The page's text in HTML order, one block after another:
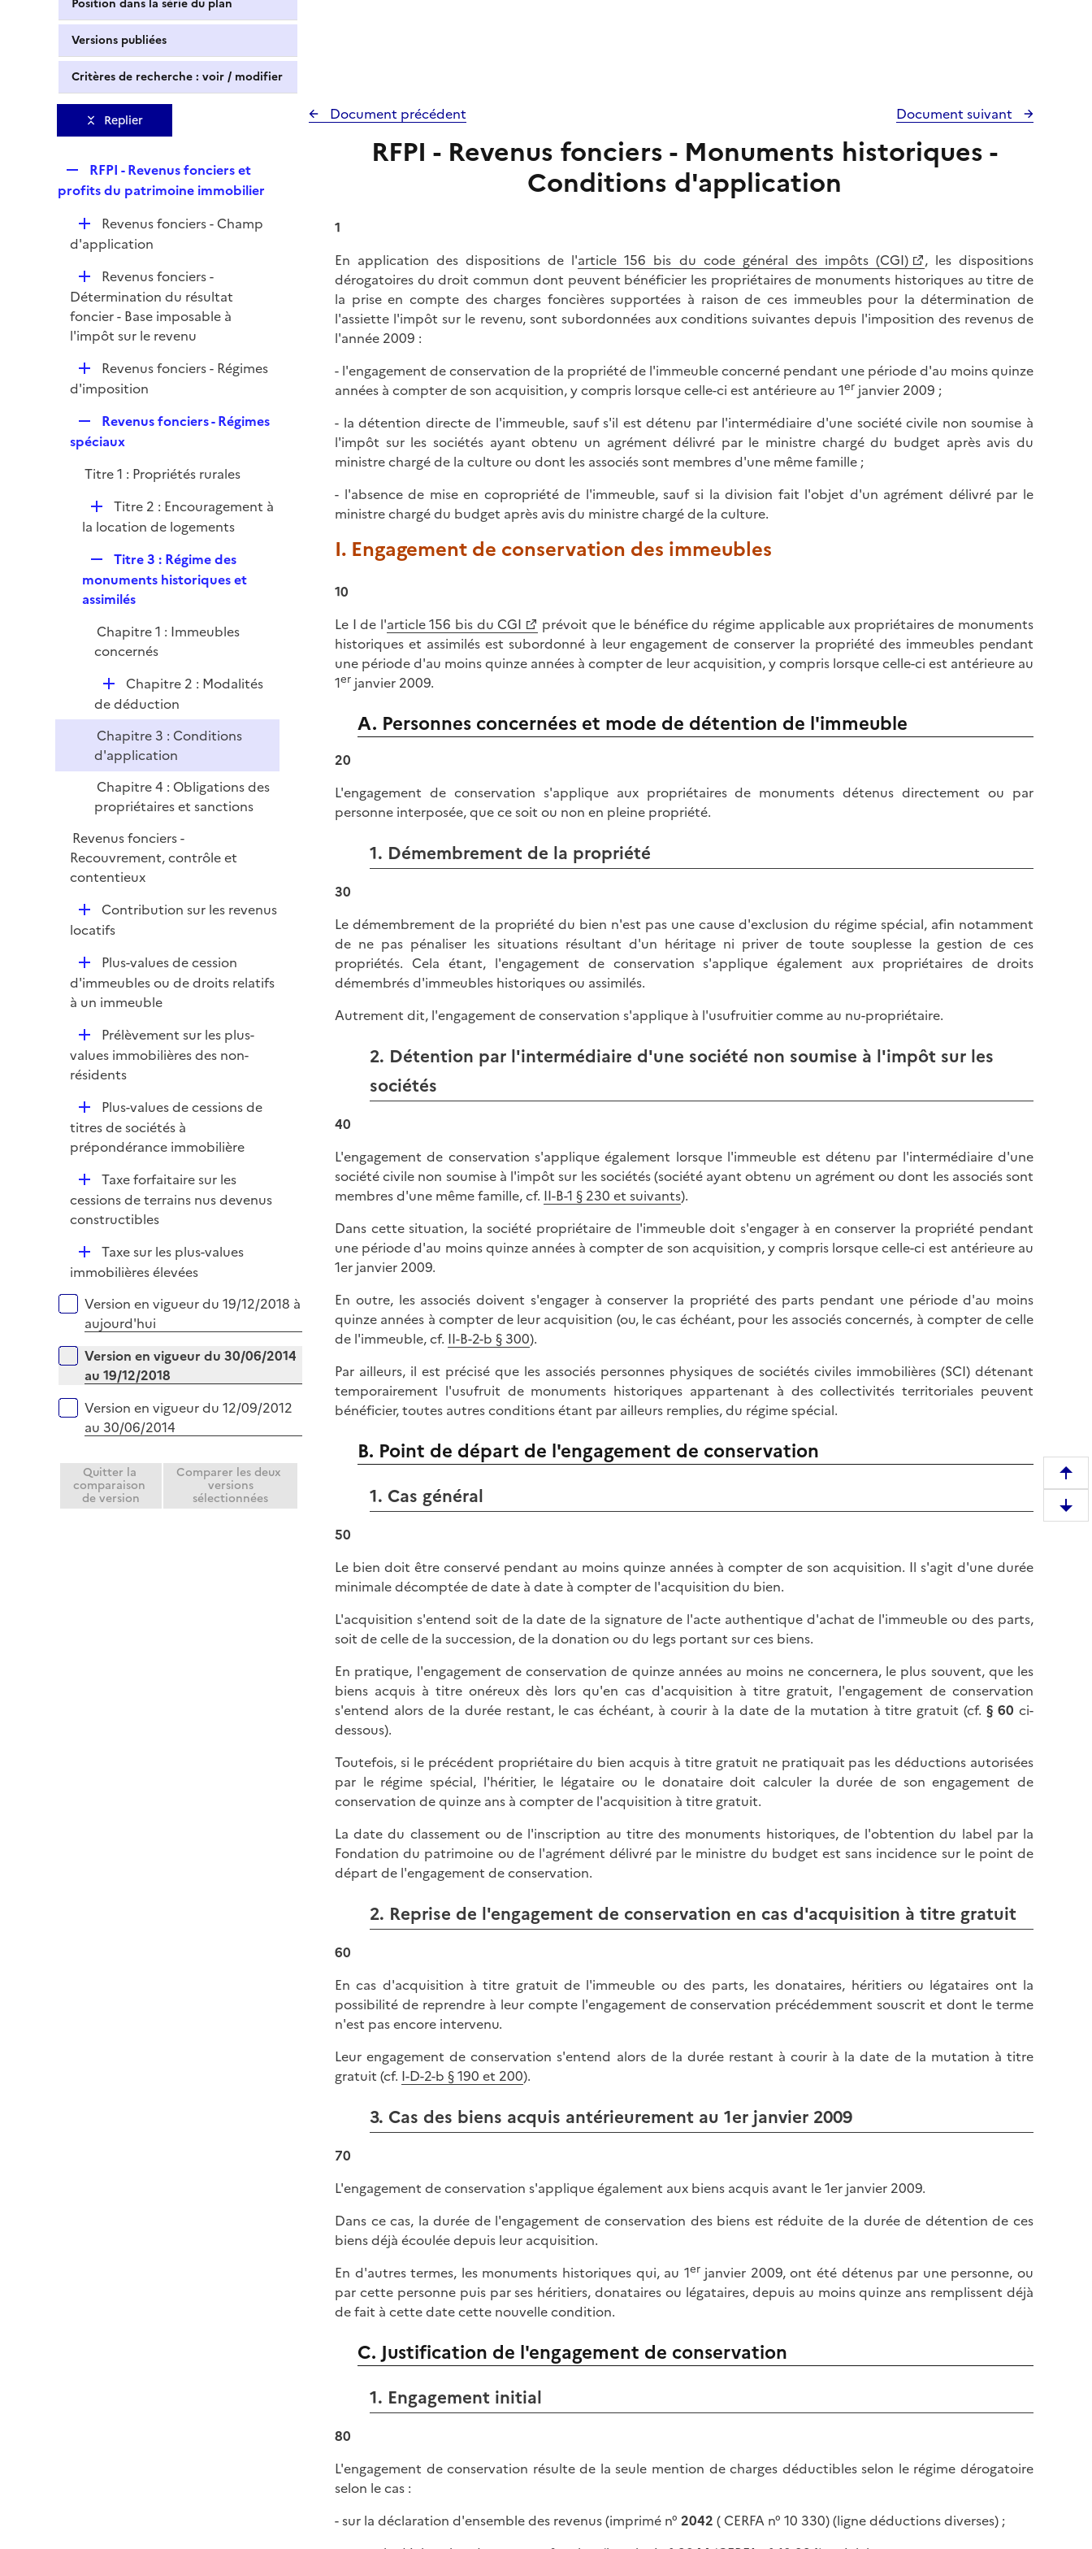
Position dans la série du plan
Versions publiées
Critères de recherche : voir / modifier
Replier
e
l
i
e
r
RFPI - Revenus fonciers et
profits du patrimoine immobilier
D
é
i
e
r
Revenus fonciers - Champ
d'application
D
é
p
l
r
Revenus fonciers -
Détermination du résultat
foncier - Base imposable à
l'impôt sur le revenu
D
é
i
e
r
Revenus fonciers - Régimes
d'imposition
e
l
i
e
r
Revenus fonciers - Régimes
spéciaux
Titre 1 : Propriétés rurales
D
é
i
e
r
Titre 2 : Encouragement à
la location de logements
e
p
i
e
r
Titre 3 : Régime des
monuments historiques et
assimilés
Chapitre 1 : Immeubles
concernés
D
é
p
l
i
e
r
Chapitre 2 : Modalités
de déduction
Chapitre 3 : Conditions
d'application
Chapitre 4 : Obligations des
propriétaires et sanctions
Revenus fonciers -
Recouvrement, contrôle et
contentieux
D
é
i
e
Contribution sur les revenus
locatifs
D
é
p
e
r
Plus-values de cession
d'immeubles ou de droits relatifs
à un immeuble
D
é
p
e
r
Prélèvement sur les plus-
values immobilières des non-
résidents
D
é
p
e
r
Plus-values de cessions de
titres de sociétés à
prépondérance immobilière
D
é
p
e
r
Taxe forfaitaire sur les
cessions de terrains nus devenus
constructibles
D
é
l
i
e
Taxe sur les plus-values
immobilières élevées
Versions sur la période
Version en vigueur du 19/12/2018 à
aujourd'hui
Version en vigueur du 30/06/2014
au 19/12/2018
Version en vigueur du 12/09/2012
au 30/06/2014
Quitter la
comparaison
de version
Comparer les deux
versions
sélectionnées
Document précédent Document suivant
RFPI - Revenus fonciers - Monuments historiques -
Conditions d'application
1
En application des dispositions de l'article 156 bis du code général des impôts (CGI)
, les dispositions
dérogatoires du droit commun dont peuvent bénéficier les propriétaires de monuments historiques au titre de
la prise en compte des charges foncières supportées à raison de ces immeubles pour la détermination de
l'assiette l'impôt sur le revenu, sont subordonnées aux conditions suivantes depuis l'imposition des revenus de
l'année 2009 :
- l'engagement de conservation de la propriété de l'immeuble concerné pendant une période d'au moins quinze
années à compter de son acquisition, y compris lorsque celle-ci est antérieure au 1er janvier 2009 ;
- la détention directe de l'immeuble, sauf s'il est détenu par l'intermédiaire d'une société civile non soumise à
l'impôt sur les sociétés ayant obtenu un agrément délivré par le ministre chargé du budget après avis du
ministre chargé de la culture ou dont les associés sont membres d'une même famille ;
- l'absence de mise en copropriété de l'immeuble, sauf si la division fait l'objet d'un agrément délivré par le
ministre chargé du budget après avis du ministre chargé de la culture.
I. Engagement de conservation des immeubles
10
Le I de l'article 156 bis du CGI
prévoit que le bénéfice du régime applicable aux propriétaires de monuments
historiques et assimilés est subordonné à leur engagement de conserver la propriété des immeubles pendant
une période d'au moins quinze années à compter de leur acquisition, y compris lorsque celle-ci est antérieure au
1er janvier 2009.
A. Personnes concernées et mode de détention de l'immeuble
20
L'engagement de conservation s'applique aux propriétaires de monuments détenus directement ou par
personne interposée, que ce soit ou non en pleine propriété.
1. Démembrement de la propriété
30
Le démembrement de la propriété du bien n'est pas une cause d'exclusion du régime spécial, afin notamment
de ne pas pénaliser les situations résultant d'un héritage ni priver de toute souplesse la gestion de ces
propriétés. Cela étant, l'engagement de conservation s'applique également aux propriétaires de droits
démembrés d'immeubles historiques ou assimilés.
Autrement dit, l'engagement de conservation s'applique à l'usufruitier comme au nu-propriétaire.
2. Détention par l'intermédiaire d'une société non soumise à l'impôt sur les
sociétés
40
L'engagement de conservation s'applique également lorsque l'immeuble est détenu par l'intermédiaire d'une
société civile non soumise à l'impôt sur les sociétés (société ayant obtenu un agrément ou dont les associés sont
membres d'une même famille, cf. II-B-1 § 230 et suivants).
Dans cette situation, la société propriétaire de l'immeuble doit s'engager à en conserver la propriété pendant
une période d'au moins quinze années à compter de son acquisition, y compris lorsque celle-ci est antérieure au
1er janvier 2009.
En outre, les associés doivent s'engager à conserver la propriété des parts pendant une période d'au moins
quinze années à compter de leur acquisition (ou, le cas échéant, pour les associés concernés, à compter de celle
de l'immeuble, cf. II-B-2-b § 300).
Par ailleurs, il est précisé que les associés personnes physiques de sociétés civiles immobilières (SCI) détenant
temporairement l'usufruit de monuments historiques appartenant à des collectivités territoriales peuvent
bénéficier, toutes autres conditions étant par ailleurs remplies, du régime spécial.
B. Point de départ de l'engagement de conservation
1. Cas général
50
Le bien doit être conservé pendant au moins quinze années à compter de son acquisition. Il s'agit d'une durée
minimale décomptée de date à date à compter de l'acquisition du bien.
L'acquisition s'entend soit de la date de la signature de l'acte authentique d'achat de l'immeuble ou des parts,
soit de celle de la succession, de la donation ou du legs portant sur ces biens.
En pratique, l'engagement de conservation de quinze années au moins ne concernera, le plus souvent, que les
biens acquis à titre onéreux dès lors qu'en cas d'acquisition à titre gratuit, l'engagement de conservation
s'entend alors de la durée restant, le cas échéant, à courir à la date de la mutation à titre gratuit (cf.§ 60ci-
dessous).
Toutefois, si le précédent propriétaire du bien acquis à titre gratuit ne pratiquait pas les déductions autorisées
par le régime spécial, l'héritier, le légataire ou le donataire doit calculer la durée de son engagement de
conservation de quinze ans à compter de l'acquisition à titre gratuit.
La date du classement ou de l'inscription au titre des monuments historiques, de l'obtention du label par la
Fondation du patrimoine ou de l'agrément délivré par le ministre du budget est sans incidence sur le point de
départ de l'engagement de conservation.
2. Reprise de l'engagement de conservation en cas d'acquisition à titre gratuit
60
En cas d'acquisition à titre gratuit de l'immeuble ou des parts, les donataires, héritiers ou légataires ont la
possibilité de reprendre à leur compte l'engagement de conservation précédemment souscrit et dont le terme
n'est pas encore intervenu.
Leur engagement de conservation s'entend alors de la durée restant à courir à la date de la mutation à titre
gratuit (cf. I-D-2-b § 190 et 200).
3. Cas des biens acquis antérieurement au 1er janvier 2009
70
L'engagement de conservation s'applique également aux biens acquis avant le 1er janvier 2009.
Dans ce cas, la durée de l'engagement de conservation des biens est réduite de la durée de détention de ces
biens déjà écoulée depuis leur acquisition.
En d'autres termes, les monuments historiques qui, au 1erjanvier 2009, ont été détenus par une personne, ou
par cette personne puis par ses héritiers, donataires ou légataires, depuis au moins quinze ans remplissent déjà
de fait à cette date cette nouvelle condition.
C. Justification de l'engagement de conservation
1. Engagement initial
80
L'engagement de conservation résulte de la seule mention de charges déductibles selon le régime dérogatoire
selon le cas :
- sur la déclaration d'ensemble des revenus (imprimé n° 2042 ( CERFA n° 10 330) (ligne déductions diverses) ;
e
m
D